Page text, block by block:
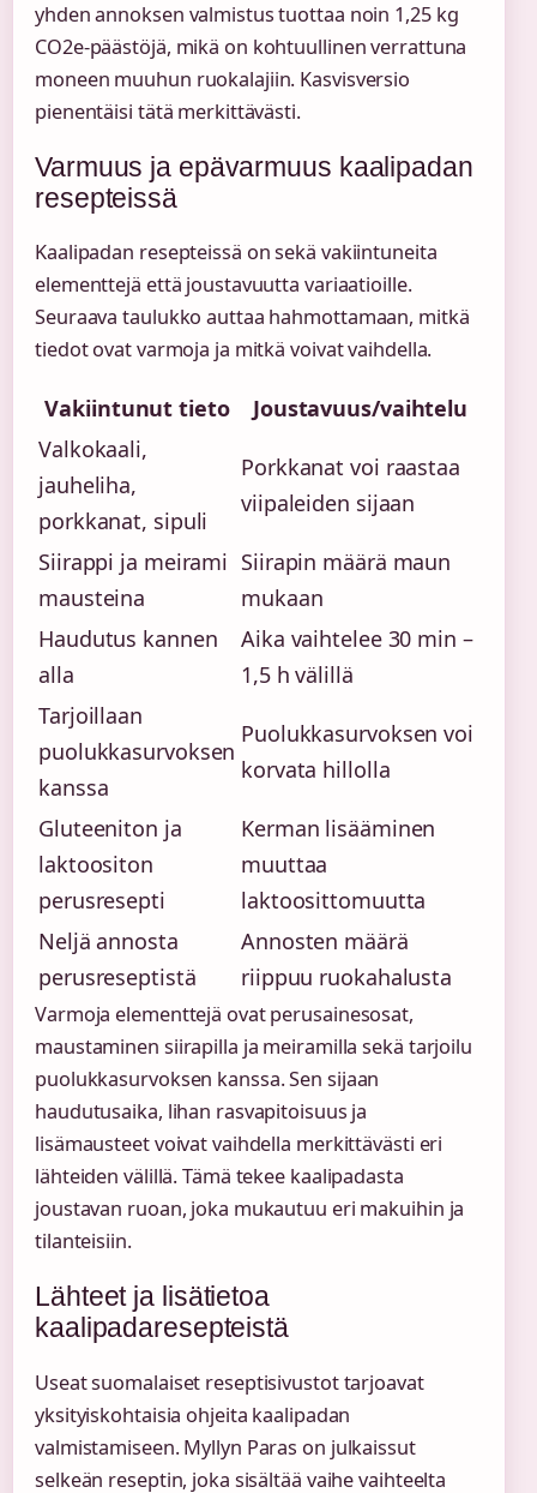
yhden annoksen valmistus tuottaa noin 1,25 kg
CO2e-päästöjä, mikä on kohtuullinen verrattuna
moneen muuhun ruokalajiin. Kasvisversio
pienentäisi tätä merkittävästi.
Varmuus ja epävarmuus kaalipadan
resepteissä
Kaalipadan resepteissä on sekä vakiintuneita
elementtejä että joustavuutta variaatioille.
Seuraava taulukko auttaa hahmottamaan, mitkä
tiedot ovat varmoja ja mitkä voivat vaihdella.
Vakiintunut tieto
Joustavuus/vaihtelu
Valkokaali,
jauheliha,
porkkanat, sipuli
Porkkanat voi raastaa
viipaleiden sijaan
Siirappi ja meirami
mausteina
Siirapin määrä maun
mukaan
Haudutus kannen
alla
Aika vaihtelee 30 min –
1,5 h välillä
Tarjoillaan
puolukkasurvoksen
kanssa
Puolukkasurvoksen voi
korvata hillolla
Gluteeniton ja
laktoositon
perusresepti
Kerman lisääminen
muuttaa
laktoosittomuutta
Neljä annosta
perusreseptistä
Annosten määrä
riippuu ruokahalusta
Varmoja elementtejä ovat perusainesosat,
maustaminen siirapilla ja meiramilla sekä tarjoilu
puolukkasurvoksen kanssa. Sen sijaan
haudutusaika, lihan rasvapitoisuus ja
lisämausteet voivat vaihdella merkittävästi eri
lähteiden välillä. Tämä tekee kaalipadasta
joustavan ruoan, joka mukautuu eri makuihin ja
tilanteisiin.
Lähteet ja lisätietoa
kaalipadaresepteistä
Useat suomalaiset reseptisivustot tarjoavat
yksityiskohtaisia ohjeita kaalipadan
valmistamiseen. Myllyn Paras on julkaissut
selkeän reseptin, joka sisältää vaihe vaihteelta